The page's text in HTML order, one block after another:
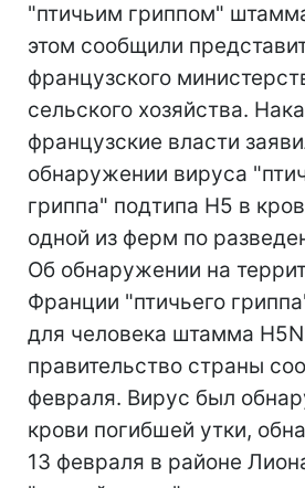
"птичьим гриппом"
этом сообщили
французского
сельского хозяйства.
французские власти
обнаружении вируса
гриппа" подтипа H5 в
одной из ферм по
Об обнаружении на
Франции "птичьего
для человека штамма
правительство страны
февраля. Вирус был
крови погибшей утки,
13 февраля в районе